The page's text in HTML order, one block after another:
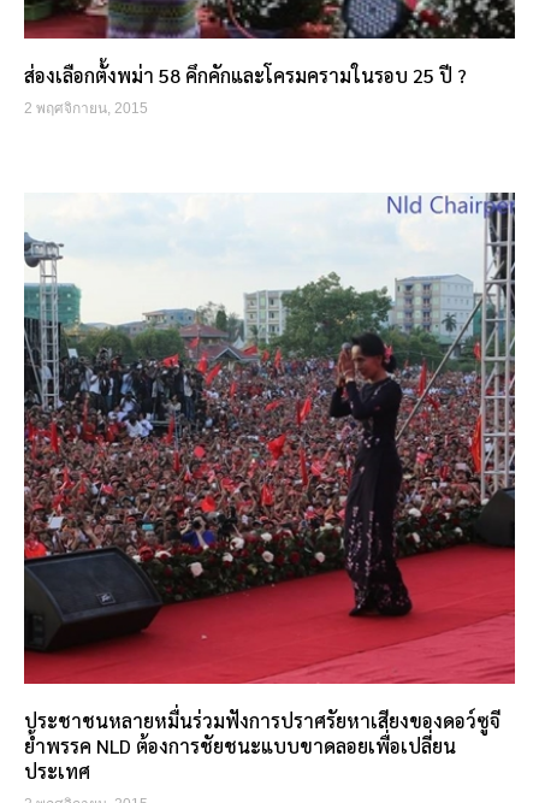
ส่องเลือกตั้งพม่า 58 คึกคักและโครมครามในรอบ 25 ปี ?
2 พฤศจิกายน, 2015
ประชาชนหลายหมื่นร่วมฟังการปราศรัยหาเสียงของดอว์ซูจี
ย้ำพรรค NLD ต้องการชัยชนะแบบขาดลอยเพื่อเปลี่ยน
ประเทศ